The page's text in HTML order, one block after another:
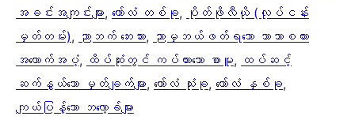
အခင်းအကျင်းများ, ကော်လံ တစ်ခု, ပိုတ်ဖိုလီယို (လုပ်ငန်း
မှတ်တမ်း), ညာဘက် ဘေးဘား, ညာမှဘယ်ဖတ်ရသော ဘာသာစကား
အထောက်အပံ့, ထိပ်ဆုံးတွင် ကပ်ထားသော စာမူ, ထပ်ဆင့်
ဆက်နွယ်သော မှတ်ချက်များ, ကော်လံ သုံးခု, ကော်လံ နှစ်ခု
ကျယ်ပြန့်သော ဘလော့ခ်များ